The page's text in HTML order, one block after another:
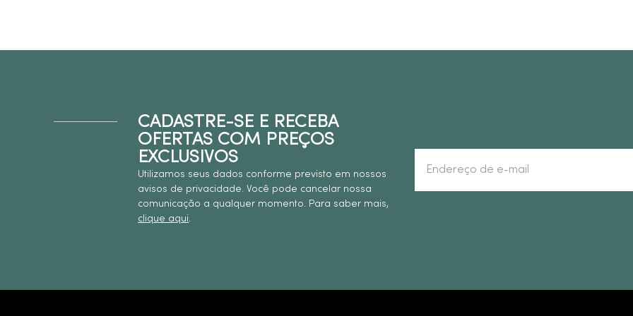
CADASTRE-SE E RECEBA
OFERTAS COM PREÇOS
EXCLUSIVOS
Utilizamos seus dados conforme previsto em nossos
avisos de privacidade. Você pode cancelar nossa
comunicação a qualquer momento. Para saber mais,
clique aqui.